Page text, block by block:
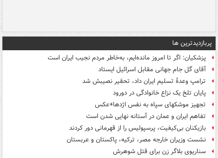
پربازدیدترین ها
پزشکیان: اگر تا امروز مانده‌ایم، به‌خاطر مردم نجیب ایران است
آقای گل جام جهانی مقابل اسرائیل ایستاد
ترامپ وعدۀ تسلیم ایران داد، تحقیر نصیبش شد
پایان تلخ یک نزاع خانوادگی در دورود
تجهیز موشکهای سپاه به نفس اژدها+عکس
تفاهم ایران و عمان در آستانه نهایی شدن است
بازیکنان بی‌کیفیت، پرسپولیس را از قهرمانی دور کردند
نشست وزیران خارجه مصر، ترکیه، پاکستان و عربستان
سناریوی بلاگر زن برای قتل شوهرش